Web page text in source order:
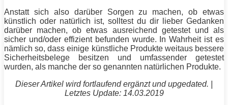
Anstatt sich also darüber Sorgen zu machen, ob etwas
künstlich oder natürlich ist, solltest du dir lieber Gedanken
darüber machen, ob etwas ausreichend getestet und als
sicher und/oder effizient befunden wurde. In Wahrheit ist es
nämlich so, dass einige künstliche Produkte weitaus bessere
Sicherheitsbelege besitzen und umfassender getestet
wurden, als manche der so genannten natürlichen Produkte.
Dieser Artikel wird fortlaufend ergänzt und upgedated. |
Letztes Update: 14.03.2019